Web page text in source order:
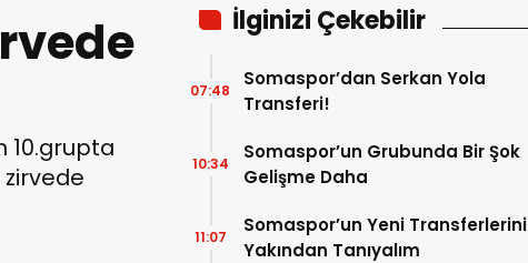
10.grupta
zirvede
İlginizi Çekebilir
Somaspor’dan Serkan Yola
Transferi!
07:48
Somaspor’un Grubunda Bir Şok
Gelişme Daha
10:34
Somaspor’un Yeni Transferlerini
Yakından Tanıyalım
11:07